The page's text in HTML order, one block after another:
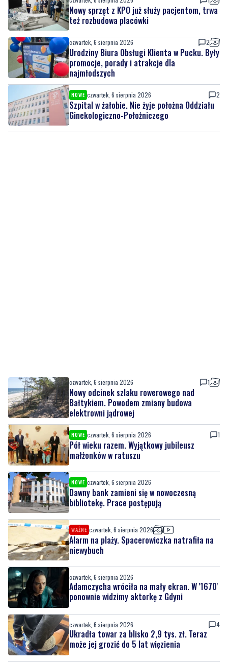
czwartek, 6 sierpnia 2026 2
Urodziny Biura Obsługi Klienta w Pucku. Były
promocje, porady i atrakcje dla
najmłodszych
NOWE czwartek, 6 sierpnia 2026 2
Szpital w żałobie. Nie żyje położna Oddziału
Ginekologiczno-Położniczego
NOWE czwartek, 6 sierpnia 2026
Pół wieku razem. Wyjątkowy jubileusz
małżonków w ratuszu
NOWE czwartek, 6 sierpnia 2026
Dawny bank zamieni się w nowoczesną
WAŻNE czwartek, 6 sierpnia 2026
Alarm na plaży. Spacerowiczka natrafiła na
czwartek, 6 sierpnia 2026
Adamczycha wróciła na mały ekran. W '1670'
ponownie widzimy aktorkę z Gdyni
czwartek, 6 sierpnia 2026 4
Ukradła towar za blisko 2,9 tys. zł. Teraz